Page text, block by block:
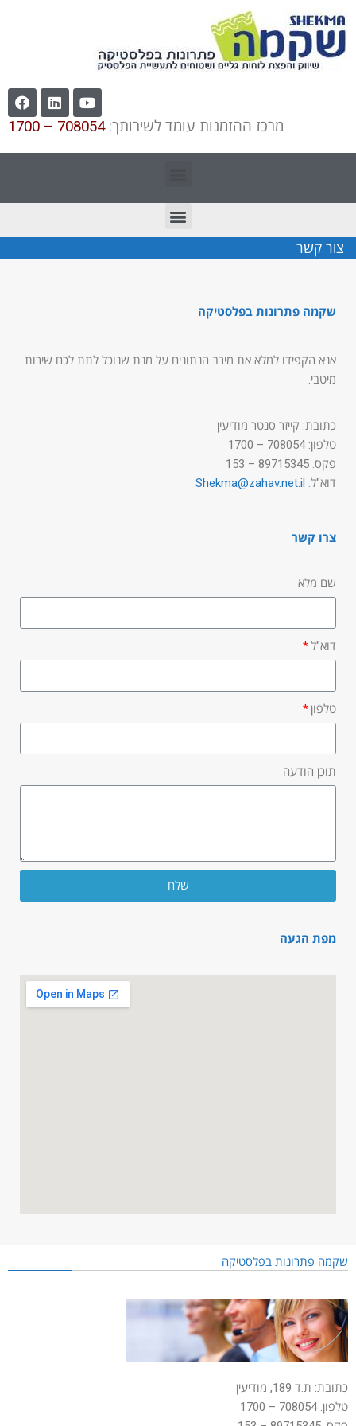
מרכז ההזמנות עומד לשירותך:708054 – 1700
צור קשר
שקמה פתרונות בפלסטיקה
אנא הקפידו למלא את מירב הנתונים על מנת שנוכל לתת לכם שירות
מיטבי.
כתובת: קייזר סנטר מודיעין
טלפון: 708054 – 1700
פקס: 89715345 – 153
דוא"ל: Shekma@zahav.net.il
צרו קשר
שם מלא
דוא"ל
טלפון
תוכן הודעה
שלח
מפת הגעה
שקמה פתרונות בפלסטיקה
כתובת: ת.ד 189, מודיעין
טלפון: 708054 – 1700